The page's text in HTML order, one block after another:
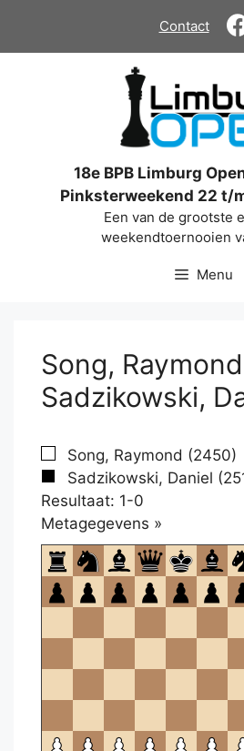
de
Contact
18e BPB Limburg
Pinksterweekend 22 t/
Een van de grootste
weekendtoernooien
Menu
Song,
Sadzikowski,
Song, Raymond (2450)
Sadzikowski, Daniel
Resultaat: 1-0
Metagegevens »
om
te
openen.